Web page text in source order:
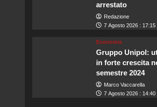
arrestato
Redazione
7 Agosto 2026 : 17:15
Economia
Gruppo Unipol:
in forte crescita
semestre 2024
Marco Vaccarella
7 Agosto 2026 : 14:40